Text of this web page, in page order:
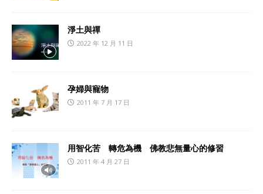
淨土與禪
2022 年 12 月 11 日
孕婦與寵物
2011 年 7 月 17 日
用智化苦 轉危為機 佛教悲無量心的修習
2011 年 4 月 27 日